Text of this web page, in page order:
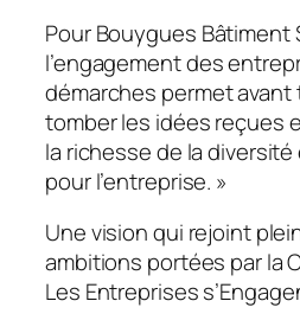
Pour Bouygues Bâtiment
l’engagement des
démarches permet avant
tomber les idées reçues
la richesse de la diversité
pour l’entreprise. »
Une vision qui rejoint
ambitions portées par la
Les Entreprises